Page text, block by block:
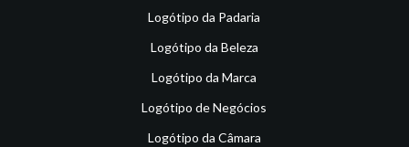
Logótipo da Padaria
Logótipo da Beleza
Logótipo da Marca
Logótipo de Negócios
Logótipo da Câmara